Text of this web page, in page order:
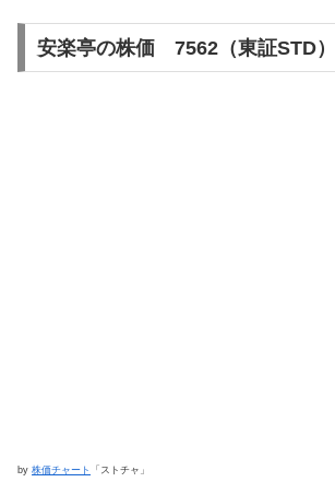
安楽亭の株価 7562（東証STD）
by 株価チャート 「ストチャ」